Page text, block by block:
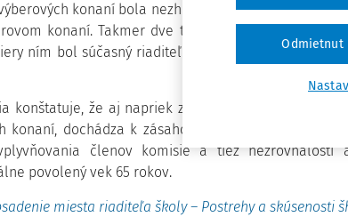
konaní bola nezhoda komisie na
konaní.Takmer dve tretiny výberových konaní
ním bol súčasný riaditeľ alebo súčasná
konštatuje, že aj napriek zisteniam, ktoré
konaní, dochádza k zásahom zriaďovateľov do
členov komisie a tiež nezrovnalostí
povolený vek 65 rokov.
miesta riaditeľa školy – Postrehy a skúsenosti
Odmietnut